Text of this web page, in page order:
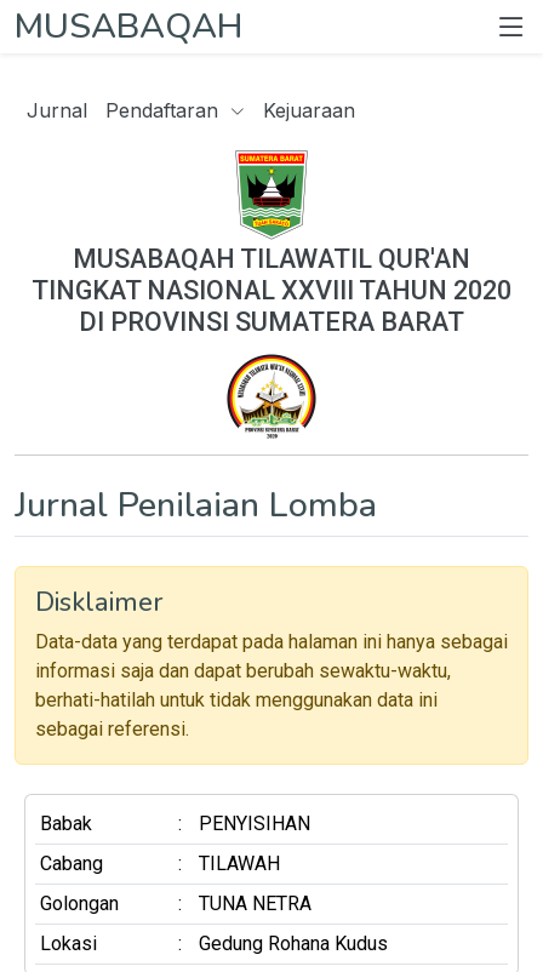
MUSABAQAH
Jurnal Pendaftaran Kejuaraan
MUSABAQAH TILAWATIL QUR'AN
TINGKAT NASIONAL XXVIII TAHUN 2020
DI PROVINSI SUMATERA BARAT
Jurnal Penilaian Lomba
Disklaimer
Data-data yang terdapat pada halaman ini hanya sebagai
informasi saja dan dapat berubah sewaktu-waktu,
berhati-hatilah untuk tidak menggunakan data ini
sebagai referensi.
Babak :
PENYISIHAN
Cabang
:
TILAWAH
Golongan
:
TUNA NETRA
Lokasi
: Gedung Rohana Kudus